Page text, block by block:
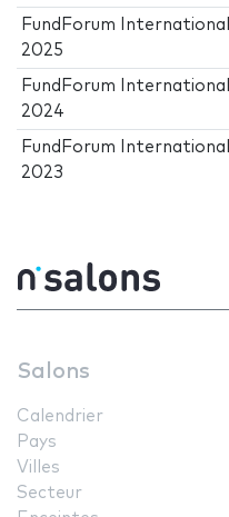
FundForum International
2025
FundForum International
2024
FundForum International
2023
Salons
Calendrier
Pays
Villes
Secteur